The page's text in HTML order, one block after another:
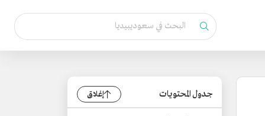
جدول المحتويات إغلاق